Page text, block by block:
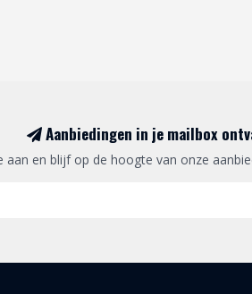
Aanbiedingen in je mailbox
aan en blijf op de hoogte van onze